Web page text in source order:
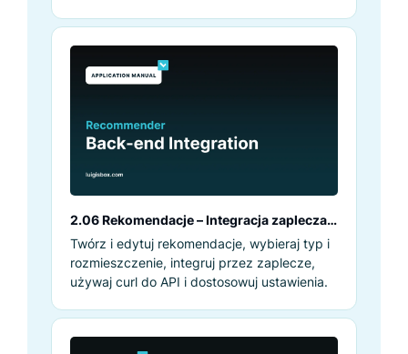
2.06 Rekomendacje – Integracja zaplecza
rekomendatora
Twórz i edytuj rekomendacje, wybieraj typ i
rozmieszczenie, integruj przez zaplecze,
używaj curl do API i dostosowuj ustawienia.